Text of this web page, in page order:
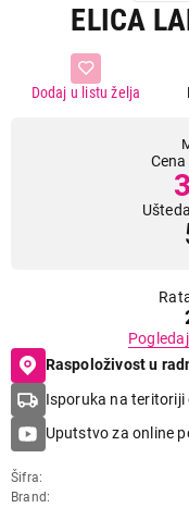
ELICA
Dodaj u listu želja
Raspoloživost u
Isporuka na teritoriji
Uputstvo za online
Šifra
Brand